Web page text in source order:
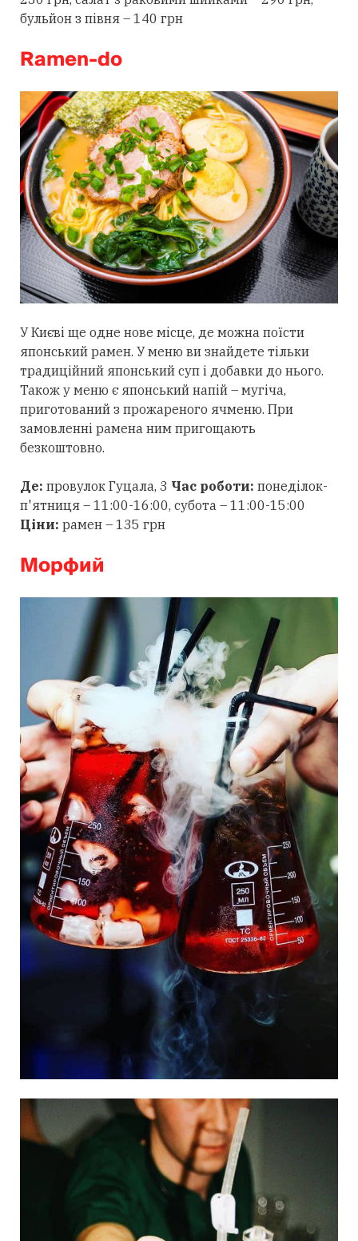
бульйон з півня – 140 грн
Ramen-do
У Києві ще одне нове місце, де можна поїсти
японський рамен. У меню ви знайдете тільки
традиційний японський суп і добавки до нього.
Також у меню є японський напій – мугіча,
приготований з прожареного ячменю. При
замовленні рамена ним пригощають
безкоштовно.
Де: провулок Гуцала, 3 Час роботи: понеділок-
п'ятниця – 11:00-16:00, субота – 11:00-15:00
Ціни: рамен – 135 грн
Морфий